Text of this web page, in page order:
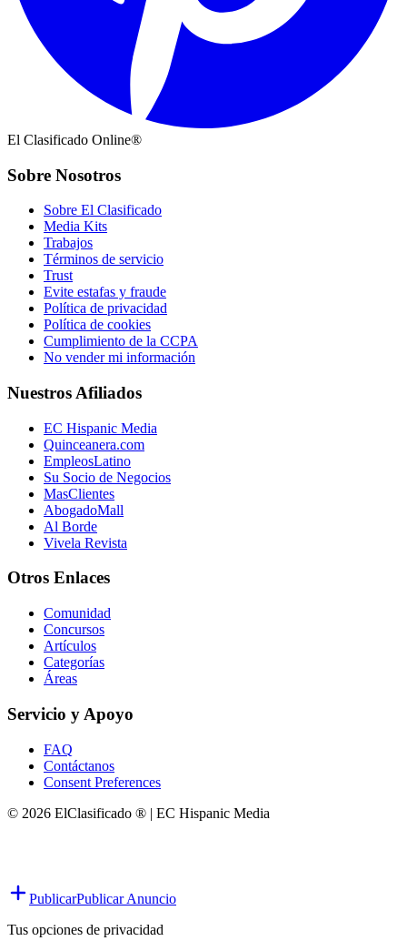
El Clasificado Online®
Sobre Nosotros
Sobre El Clasificado
Media Kits
Trabajos
Términos de servicio
Trust
Evite estafas y fraude
Política de privacidad
Política de cookies
Cumplimiento de la CCPA
No vender mi información
Nuestros Afiliados
EC Hispanic Media
Quinceanera.com
EmpleosLatino
Su Socio de Negocios
MasClientes
AbogadoMall
Al Borde
Vivela Revista
Otros Enlaces
Comunidad
Concursos
Artículos
Categorías
Áreas
Servicio y Apoyo
FAQ
Contáctanos
Consent Preferences
© 2026 ElClasificado ® | EC Hispanic Media
PublicarPublicar Anuncio
Tus opciones de privacidad